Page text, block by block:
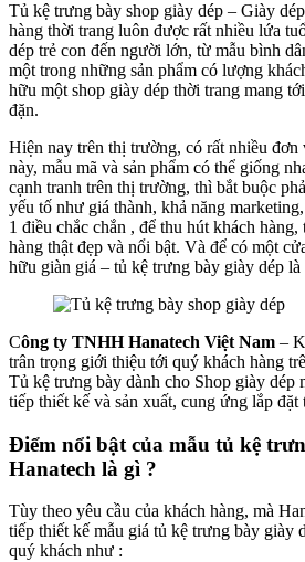
Tủ kệ trưng bày shop giày dép – Giày
hàng thời trang luôn được rất nhiều lứa
dép trẻ con đến người lớn, từ mẫu bình
một trong những sản phẩm có lượng
hữu một shop giày dép thời trang mang
đặn.
Hiện nay trên thị trường, có rất nhiều đơn
này, mẫu mã và sản phẩm có thể giống
cạnh tranh trên thị trường, thì bắt buộc
yếu tố như giá thành, khả năng
1 điều chắc chắn , để thu hút khách
hàng thật đẹp và nổi bật. Và để có một
hữu giàn giá – tủ kệ trưng bày giày dép là
Công ty TNHH Hanatech Việt Nam –
trân trọng giới thiệu tới quý khách hàng
Tủ kệ trưng bày dành cho Shop giày dép
tiếp thiết kế và sản xuất, cung ứng lắp
Điểm nổi bật của mẫu tủ kệ
Hanatech là gì ?
Tùy theo yêu cầu của khách hàng, mà
tiếp thiết kế mẫu giá tủ kệ trưng bày giày
quý khách như :